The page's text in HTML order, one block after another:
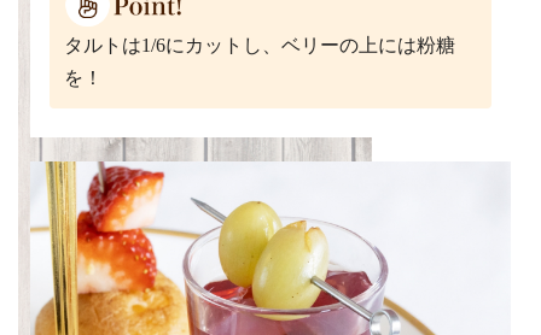
タルトは1/6にカットし、ベリーの上には粉糖
を！